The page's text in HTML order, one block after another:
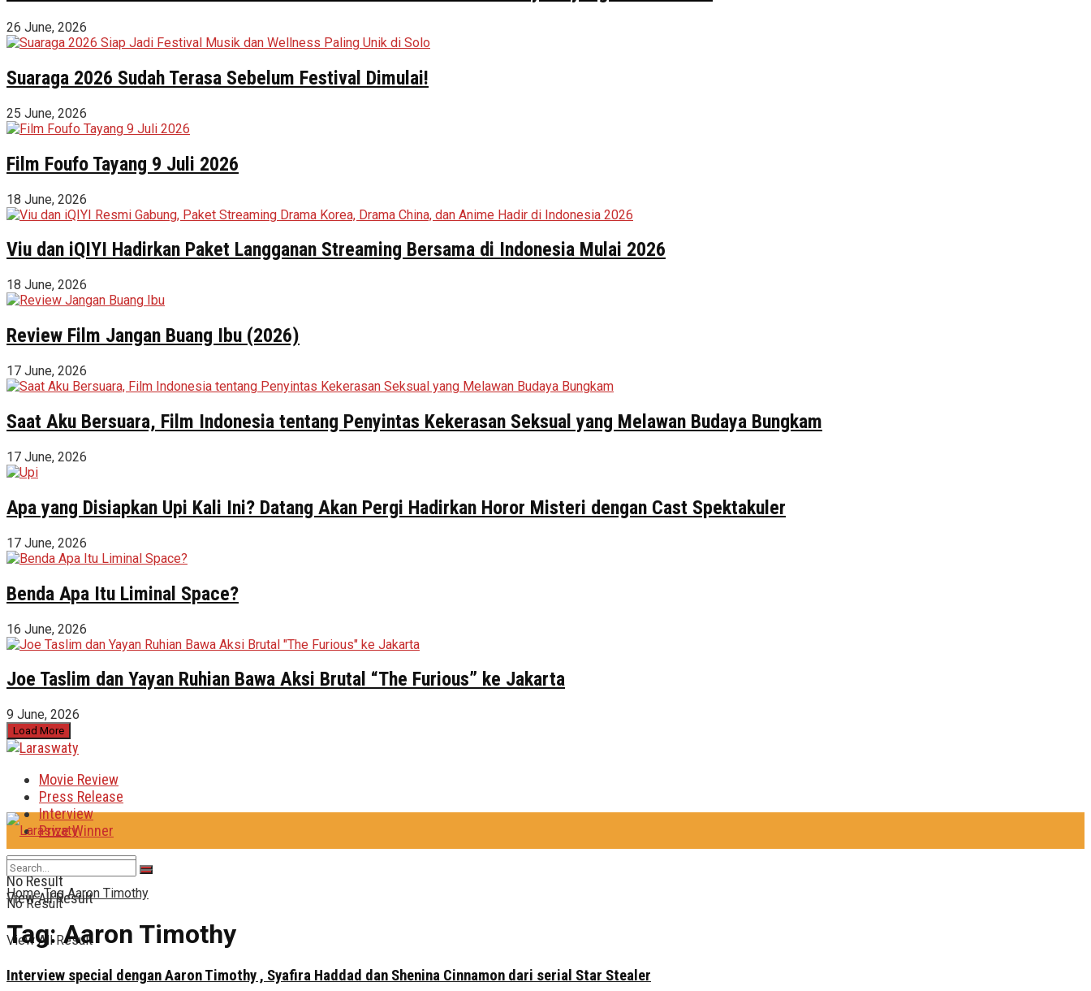
26 June, 2026
Suaraga 2026 Sudah Terasa Sebelum Festival Dimulai!
25 June, 2026
Film Foufo Tayang 9 Juli 2026
18 June, 2026
Viu dan iQIYI Hadirkan Paket Langganan Streaming Bersama di Indonesia Mulai 2026
18 June, 2026
Review Film Jangan Buang Ibu (2026)
17 June, 2026
Saat Aku Bersuara, Film Indonesia tentang Penyintas Kekerasan Seksual yang Melawan Budaya Bungkam
17 June, 2026
Apa yang Disiapkan Upi Kali Ini? Datang Akan Pergi Hadirkan Horor Misteri dengan Cast Spektakuler
17 June, 2026
Benda Apa Itu Liminal Space?
16 June, 2026
Joe Taslim dan Yayan Ruhian Bawa Aksi Brutal “The Furious” ke Jakarta
9 June, 2026
Load More
Movie Review
Press Release
Interview
Prize Winner
No Result
View All Result
No Result
View All Result
Home Tag Aaron Timothy
Tag:Aaron Timothy
Interview special dengan Aaron Timothy , Syafira Haddad dan Shenina Cinnamon dari serial Star Stealer